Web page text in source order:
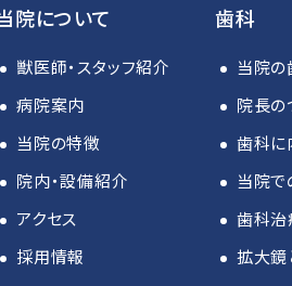
院について
獣医師・スタッフ紹介
病院案内
当院の特徴
院内・設備紹介
アクセス
採用情報
歯科
当院
院長の
歯科に
当院
歯科
拡大鏡